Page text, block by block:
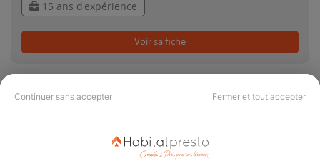
Continuer sans accepter Fermer et tout accepter
15 ans d'expérience
Voir sa fiche
AMENAGEMENT & RENOVATION